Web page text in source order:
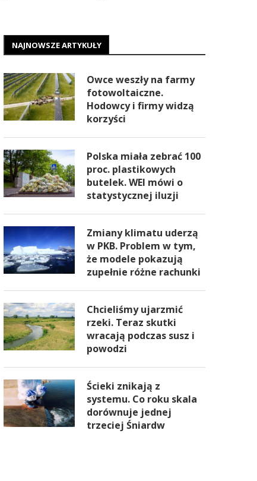
NAJNOWSZE ARTYKUŁY
Owce weszły na farmy
fotowoltaiczne.
Hodowcy i firmy widzą
korzyści
Polska miała zebrać 100
proc. plastikowych
butelek. WEI mówi o
statystycznej iluzji
Zmiany klimatu uderzą
w PKB. Problem w tym,
że modele pokazują
zupełnie różne rachunki
Chcieliśmy ujarzmić
rzeki. Teraz skutki
wracają podczas susz i
powodzi
Ścieki znikają z
systemu. Co roku skala
dorównuje jednej
trzeciej Śniardw